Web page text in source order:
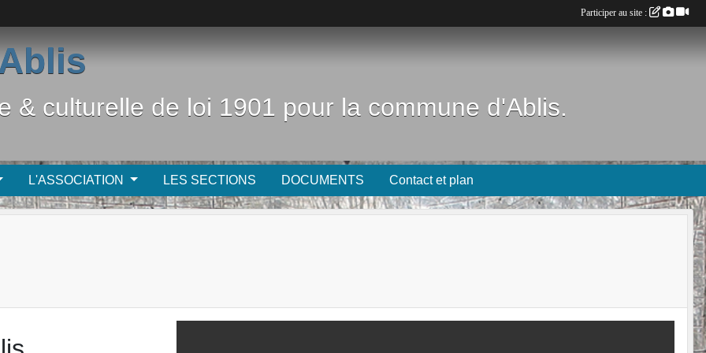
& culturelle de loi 1901 pour la commune d'Ablis.
L'ASSOCIATION LES SECTIONS DOCUMENTS Contact et plan
Participer au site :